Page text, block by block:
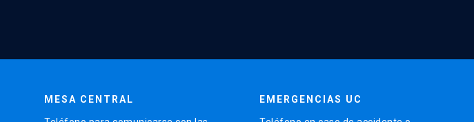
MESA CENTRAL EMERGENCIAS UC